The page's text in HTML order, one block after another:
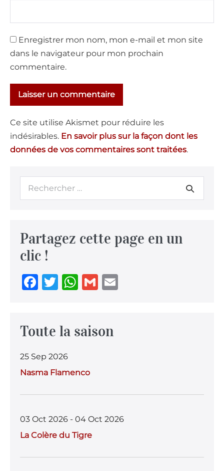
Enregistrer mon nom, mon e-mail et mon site
dans le navigateur pour mon prochain
commentaire.
Ce site utilise Akismet pour réduire les
indésirables. En savoir plus sur la façon dont les
données de vos commentaires sont traitées.
Partagez cette page en un
clic !
F
e
o
o
k
T
te
W
s
p
G
l
Toute la saison
25 Sep 2026
Nasma Flamenco
03 Oct 2026 - 04 Oct 2026
La Colère du Tigre